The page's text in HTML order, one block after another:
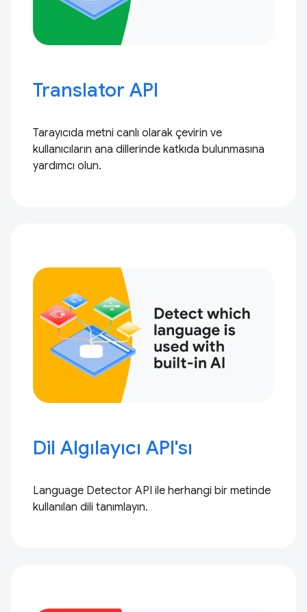
Translator API
Tarayıcıda metni canlı olarak çevirin ve
kullanıcıların ana dillerinde katkıda bulunmasına
yardımcı olun.
Dil Algılayıcı API'sı
Language Detector API ile herhangi bir metinde
kullanılan dili tanımlayın.